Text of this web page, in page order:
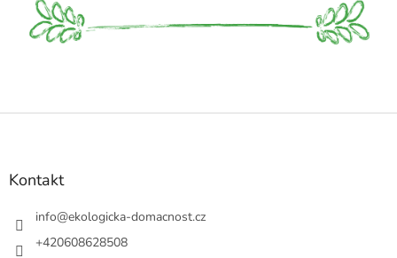
Z
Kontakt
info@ekologicka-domacnost.cz
+420608628508